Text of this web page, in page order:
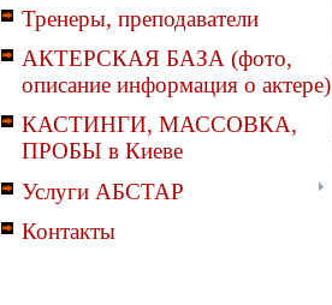
Тренеры, преподаватели
АКТЕРСКАЯ БАЗА (фото,
описание информация о актере)
КАСТИНГИ, МАССОВКА,
ПРОБЫ в Киеве
Услуги АБСТАР
Контакты